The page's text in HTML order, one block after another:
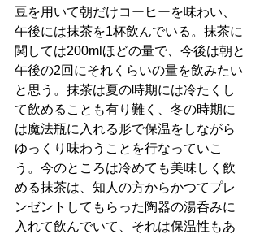
豆を用いて朝だけコーヒーを味わい、
午後には抹茶を1杯飲んでいる。抹茶に
関しては200mlほどの量で、今後は朝と
午後の2回にそれくらいの量を飲みたい
と思う。抹茶は夏の時期には冷たくし
て飲めることも有り難く、冬の時期に
は魔法瓶に入れる形で保温をしながら
ゆっくり味わうことを行なっていこ
う。今のところは冷めても美味しく飲
める抹茶は、知人の方からかつてプレ
ンゼントしてもらった陶器の湯呑みに
入れて飲んでいて、それは保温性もあ